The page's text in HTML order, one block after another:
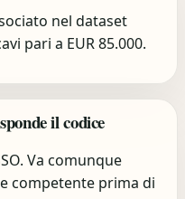
nel dataset
pari a EUR 85.000.
il codice
Va comunque
competente prima di